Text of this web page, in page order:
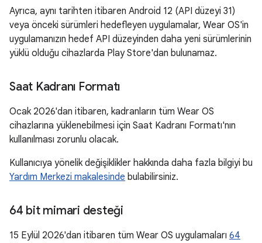
Ayrıca, aynı tarihten itibaren Android 12 (API düzeyi 31)
veya önceki sürümleri hedefleyen uygulamalar, Wear OS'in
uygulamanızın hedef API düzeyinden daha yeni sürümlerinin
yüklü olduğu cihazlarda Play Store'dan bulunamaz.
Saat Kadranı Formatı
Ocak 2026'dan itibaren, kadranların tüm Wear OS
cihazlarına yüklenebilmesi için Saat Kadranı Formatı'nın
kullanılması zorunlu olacak.
Kullanıcıya yönelik değişiklikler hakkında daha fazla bilgiyi bu
Yardım Merkezi makalesinde bulabilirsiniz.
64 bit mimari desteği
15 Eylül 2026'dan itibaren tüm Wear OS uygulamaları 64